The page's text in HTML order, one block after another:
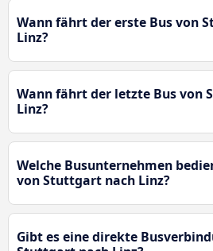
Wann fährt der erste Bus von
Linz?
Wann fährt der letzte Bus von
Linz?
Welche Busunternehmen
von Stuttgart nach Linz?
Gibt es eine direkte